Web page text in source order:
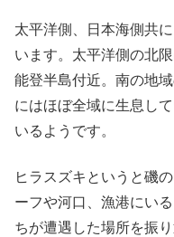
太平洋側、日本海側共
います。太平洋側の北
能登半島付近。南の地
にはほぼ全域に生息し
いるようです。
ヒラスズキというと磯
ーフや河口、漁港にい
ちが遭遇した場所を振